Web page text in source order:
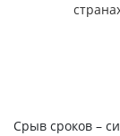
Срыв сроков –